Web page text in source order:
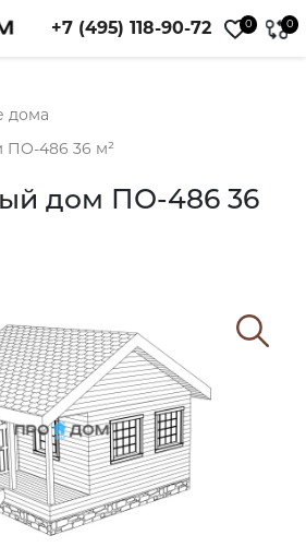
+7 (495) 118-90-72 0 0
дома
ПО-486 36 м²
дом ПО-486 36